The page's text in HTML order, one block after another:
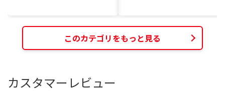
このカテゴリをもっと見る
カスタマーレビュー